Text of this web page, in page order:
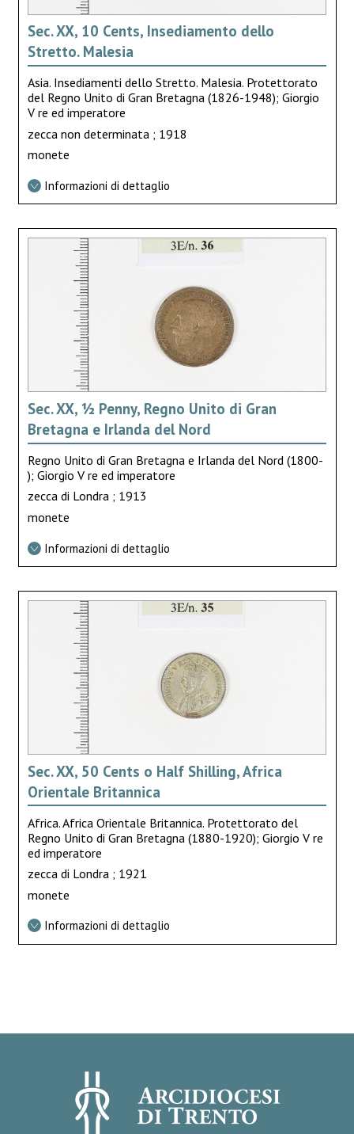
Sec. XX, 10 Cents, Insediamento dello
Stretto. Malesia
Asia. Insediamenti dello Stretto. Malesia. Protettorato
del Regno Unito di Gran Bretagna (1826-1948); Giorgio
V re ed imperatore
zecca non determinata ; 1918
monete
Informazioni di dettaglio
Sec. XX, ½ Penny, Regno Unito di Gran
Bretagna e Irlanda del Nord
Regno Unito di Gran Bretagna e Irlanda del Nord (1800-
); Giorgio V re ed imperatore
zecca di Londra ; 1913
monete
Informazioni di dettaglio
Sec. XX, 50 Cents o Half Shilling, Africa
Orientale Britannica
Africa. Africa Orientale Britannica. Protettorato del
Regno Unito di Gran Bretagna (1880-1920); Giorgio V re
ed imperatore
zecca di Londra ; 1921
monete
Informazioni di dettaglio